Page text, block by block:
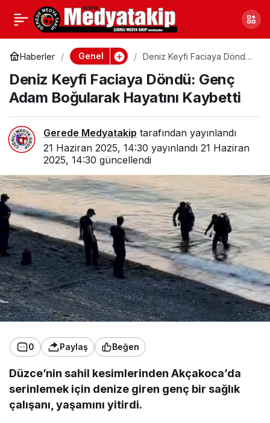
Haberler Genel
Deniz Keyfi Faciaya Döndü:
Hayatını Kaybetti
Deniz Keyfi Faciaya Döndü: Genç
Adam Boğularak Hayatını Kaybetti
Gerede Medyatakip tarafından yayınlandı
21 Haziran 2025, 14:30 yayınlandı 21 Haziran
2025, 14:30 güncellendi
0 Paylaş Beğen
Düzce’nin sahil kesimlerinden Akçakoca’da
serinlemek için denize giren genç bir sağlık
çalışanı, yaşamını yitirdi.
Fabrikada Gaz Sızıntısı:
2 İşçi Öldü 3 İşçi
Yaralandı
Paylaş